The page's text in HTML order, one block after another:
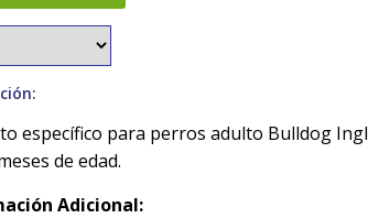
específico para perros adulto Bulldog
de edad.
Adicional: